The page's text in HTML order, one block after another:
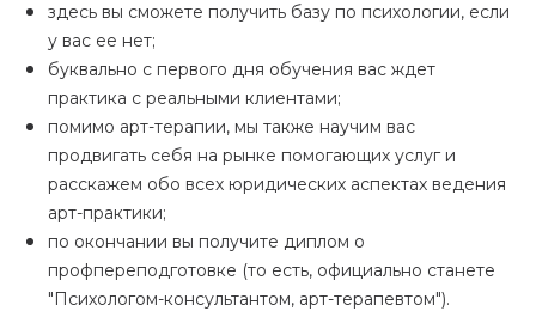
здесь вы сможете получить базу по психологии, если
у вас ее нет;
буквально с первого дня обучения вас ждет
практика с реальными клиентами;
помимо арт-терапии, мы также научим вас
продвигать себя на рынке помогающих услуг и
расскажем обо всех юридических аспектах ведения
арт-практики;
по окончании вы получите диплом о
профпереподготовке (то есть, официально станете
"Психологом-консультантом, арт-терапевтом").